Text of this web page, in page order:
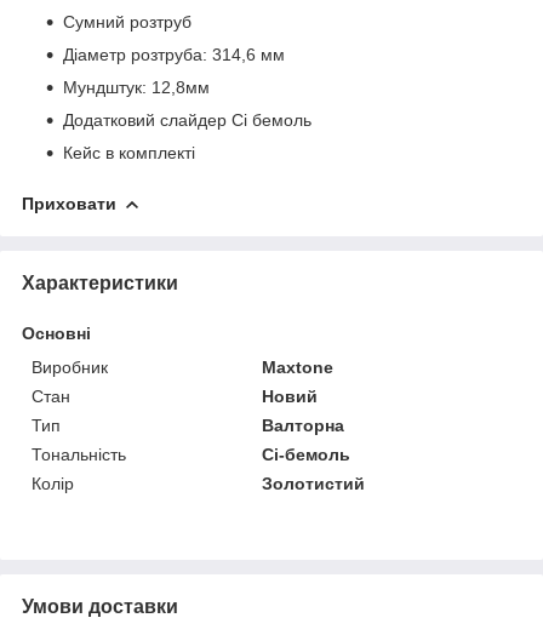
Сумний розтруб
Діаметр розтруба: 314,6 мм
Мундштук: 12,8мм
Додатковий слайдер Сі бемоль
Кейс в комплекті
Приховати
Характеристики
Основні
Виробник
Maxtone
Стан
Новий
Тип
Валторна
Тональність
Сі-бемоль
Колір
Золотистий
Умови доставки